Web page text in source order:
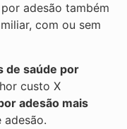
adesão também
com ou sem
de saúde por
custo X
adesão mais
adesão.